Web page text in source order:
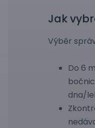
Jak
Výběr
Do 6
dna/